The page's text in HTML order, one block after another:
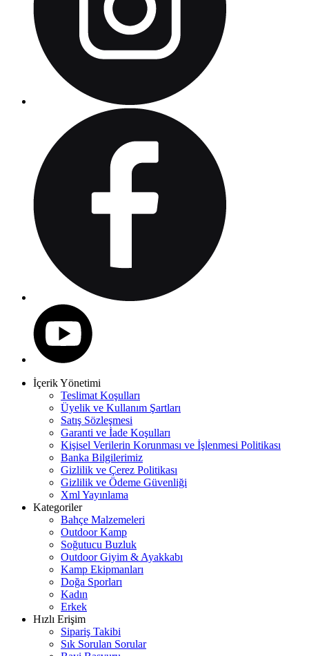
İçerik Yönetimi
Teslimat Koşulları
Üyelik ve Kullanım Şartları
Satış Sözleşmesi
Garanti ve İade Koşulları
Kişisel Verilerin Korunması ve İşlenmesi Politikası
Banka Bilgilerimiz
Gizlilik ve Çerez Politikası
Gizlilik ve Ödeme Güvenliği
Xml Yayınlama
Kategoriler
Bahçe Malzemeleri
Outdoor Kamp
Soğutucu Buzluk
Outdoor Giyim & Ayakkabı
Kamp Ekipmanları
Doğa Sporları
Kadın
Erkek
Hızlı Erişim
Sipariş Takibi
Sık Sorulan Sorular